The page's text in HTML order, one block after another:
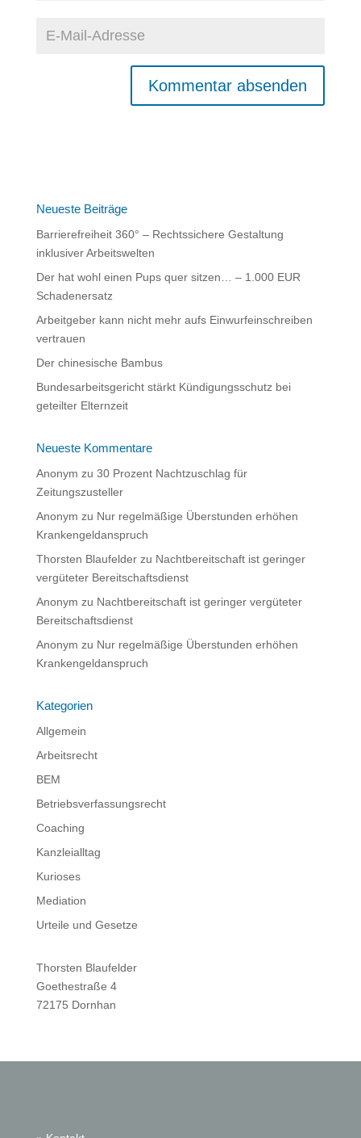
n
v
e
:
Neueste Beiträge
Barrierefreiheit 360° – Rechtssichere Gestaltung
inklusiver Arbeitswelten
Der hat wohl einen Pups quer sitzen… – 1.000 EUR
Schadenersatz
Arbeitgeber kann nicht mehr aufs Einwurfeinschreiben
vertrauen
Der chinesische Bambus
Bundesarbeitsgericht stärkt Kündigungsschutz bei
geteilter Elternzeit
Neueste Kommentare
Anonym zu 30 Prozent Nachtzuschlag für
Zeitungszusteller
Anonym zu Nur regelmäßige Überstunden erhöhen
Krankengeldanspruch
Thorsten Blaufelderzu Nachtbereitschaft ist geringer
vergüteter Bereitschaftsdienst
Anonym zu Nachtbereitschaft ist geringer vergüteter
Bereitschaftsdienst
Anonym zu Nur regelmäßige Überstunden erhöhen
Krankengeldanspruch
Kategorien
Allgemein
Arbeitsrecht
BEM
Betriebsverfassungsrecht
Coaching
Kanzleialltag
Kurioses
Mediation
Urteile und Gesetze
Thorsten Blaufelder
Goethestraße 4
72175 Dornhan